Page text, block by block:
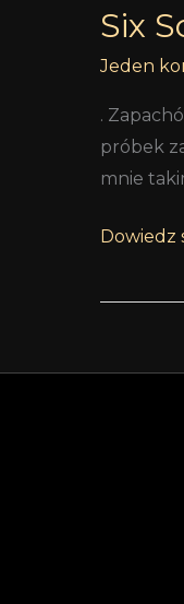
Six
Jeden
.
próbek
mnie
Dowiedz